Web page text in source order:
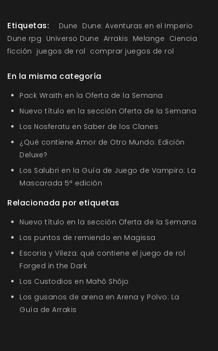
Etiquetas: Dune Dune: Aventuras en el Imperio
Dune rpg Universo Dune Arrakis Melange Ciencia
ficción juegos de rol comprar juegos de rol
En la misma categoría
Pack Wraith en la Oferta de la Semana
Nuevo título en la sección Oferta de la Semana
Los Nosferatu en Saber de los Clanes
¿Qué contiene Amor de Otro Mundo: Edición
Deluxe?
Los Salubri en la Guía de Juego de Vampiro: La
Mascarada 5ª edición
Relacionada por etiquetas
Nuevo título en la sección Oferta de la Semana
Los puntos de remiendo en Magissa
Escoria y Vileza: qué contiene el juego de rol
Forged in the Dark
Los Custodios en Mahō Shōjo
Los gusanos de arena en Arena y Polvo: La
Guía de Arrakis